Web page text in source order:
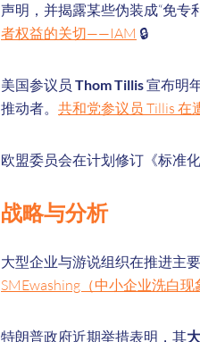
声明，并揭露某些伪装成“免专
者权益的关切——IAM 🔒
美国参议员 Thom Tillis宣布明
推动者。 共和党参议员 Tillis 在
欧盟委员会在计划修订《标准
战略与分析
大型企业与游说组织在推进主
SMEwashing（中小企业洗白现
特朗普政府近期举措表明，其